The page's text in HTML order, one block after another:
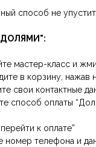
способ не
мастер-класс и
в корзину, нажав
свои контактные
способ оплаты
к оплате”
номер телефона и